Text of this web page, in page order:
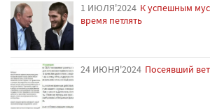
1 ИЮЛЯ'2024 К успешным
время петлять
24 ИЮНЯ'2024 Посеявший